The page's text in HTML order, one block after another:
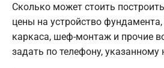
Сколько может стоить
цены на устройство фундамента,
каркаса, шеф-монтаж и прочие
задать по телефону, указанному